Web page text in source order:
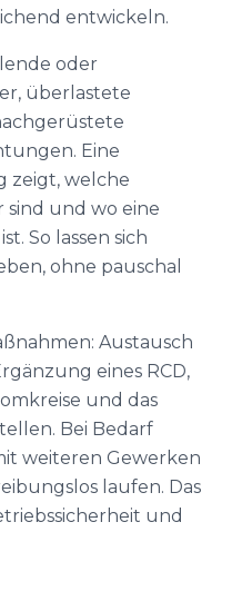
entwickeln.
oder
überlastete
Eine
welche
sind und wo eine
So lassen sich
ohne pauschal
Austausch
eines RCD,
und das
Bei Bedarf
weiteren Gewerken
laufen. Das
und